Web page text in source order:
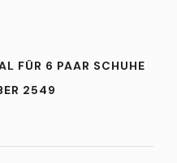
FÜR 6 PAAR SCHUHE
2549